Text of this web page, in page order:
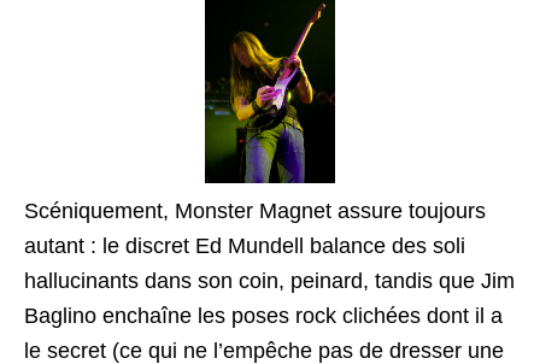
Scéniquement, Monster Magnet assure toujours
autant : le discret Ed Mundell balance des soli
hallucinants dans son coin, peinard, tandis que Jim
Baglino enchaîne les poses rock clichées dont il a
le secret (ce qui ne l’empêche pas de dresser une